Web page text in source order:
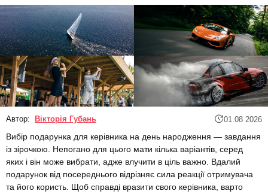
Автор: Вікторія Губань 01.08 2026
Вибір подарунка для керівника на день народження — завдання
із зірочкою. Непогано для цього мати кілька варіантів, серед
яких і він може вибрати, адже влучити в ціль важно. Вдалий
подарунок від посереднього відрізняє сила реакції отримувача
та його користь. Щоб справді вразити свого керівника, варто